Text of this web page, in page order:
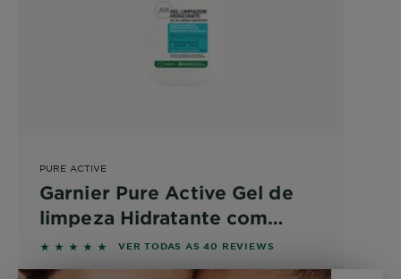
PURE ACTIVE
Garnier Pure Active Gel de
limpeza Hidratante com
Ácido Hialurónico, Ceramida
e Argila
4.95 out of 5 stars based on reviews
VER TODAS AS 40 REVIEWS